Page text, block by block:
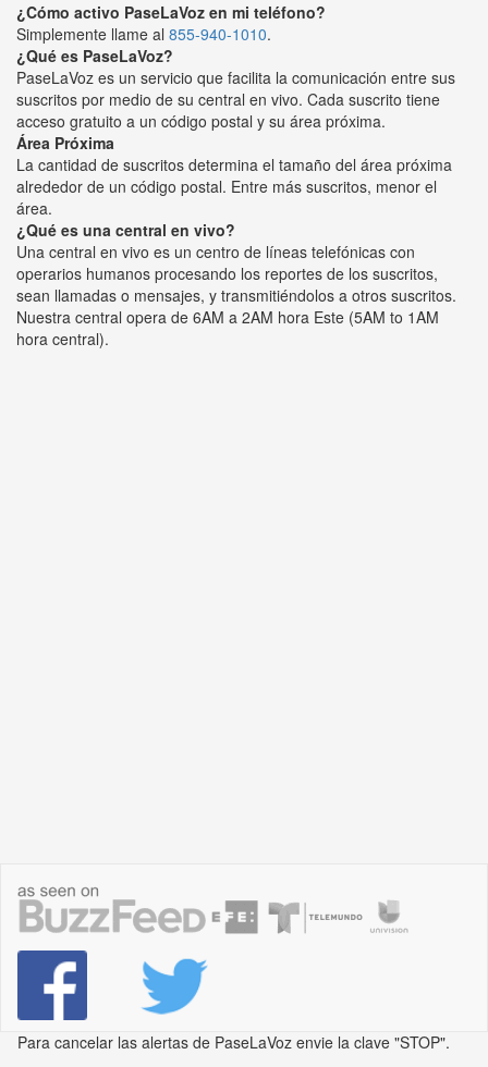
¿Cómo activo PaseLaVoz en mi teléfono?
Simplemente llame al 855-940-1010.
¿Qué es PaseLaVoz?
PaseLaVoz es un servicio que facilita la comunicación entre sus
suscritos por medio de su central en vivo. Cada suscrito tiene
acceso gratuito a un código postal y su área próxima.
Área Próxima
La cantidad de suscritos determina el tamaño del área próxima
alrededor de un código postal. Entre más suscritos, menor el
área.
¿Qué es una central en vivo?
Una central en vivo es un centro de líneas telefónicas con
operarios humanos procesando los reportes de los suscritos,
sean llamadas o mensajes, y transmitiéndolos a otros suscritos.
Nuestra central opera de 6AM a 2AM hora Este (5AM to 1AM
hora central).
Para cancelar las alertas de PaseLaVoz envie la clave "STOP".